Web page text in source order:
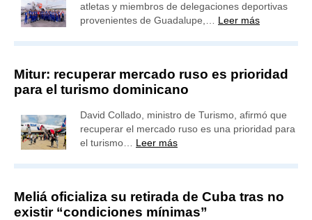
atletas y miembros de delegaciones deportivas
provenientes de Guadalupe,… Leer más
Mitur: recuperar mercado ruso es prioridad
para el turismo dominicano
David Collado, ministro de Turismo, afirmó que
recuperar el mercado ruso es una prioridad para
el turismo… Leer más
Meliá oficializa su retirada de Cuba tras no
existir “condiciones mínimas”